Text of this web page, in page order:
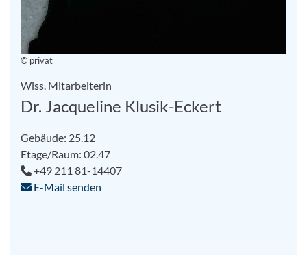
© privat
Wiss. Mitarbeiterin
Dr. Jacqueline Klusik-Eckert
Gebäude: 25.12
Etage/Raum: 02.47
+49 211 81-14407
E-Mail senden